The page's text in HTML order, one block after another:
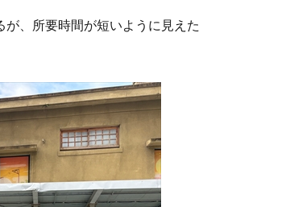
、所要時間が短いように見えた